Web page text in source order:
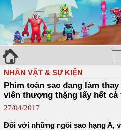
NHÂN VẬT & SỰ KIỆN
Phim toàn sao đang làm
viên thượng thặng lấy hết cả
27/04/2017
Đối với những ngôi sao hạng A,